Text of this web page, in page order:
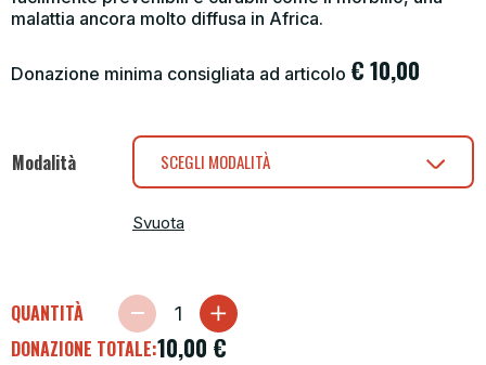
malattia ancora molto diffusa in Africa.
Donazione minima consigliata ad articolo €10,00
Modalità SCEGLI MODALITÀ
Svuota
QUANTITÀ
DONAZIONE TOTALE:10,00 €